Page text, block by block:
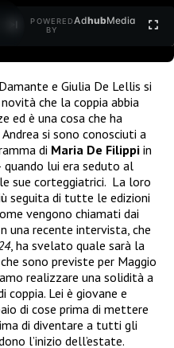
POWERED
BY
AdhubMedia
e Giulia De Lellis si
che la coppia abbia
ed è una cosa che ha
si sono conosciuti a
di Maria De Filippi in
lui era seduto al
sue corteggiatrici. La loro
seguita di tutte le edizioni
vengono chiamati dai
una recente intervista, che
, ha svelato quale sarà la
sono previste per Maggio
realizzare una solidità a
Lei è giovane e
di cose prima di mettere
di diventare a tutti gli
l’inizio dell’estate.